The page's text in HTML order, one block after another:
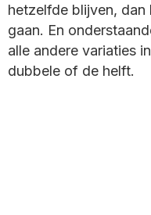
hetzelfde blijven, dan
gaan. En
alle andere variaties
dubbele of de helft.